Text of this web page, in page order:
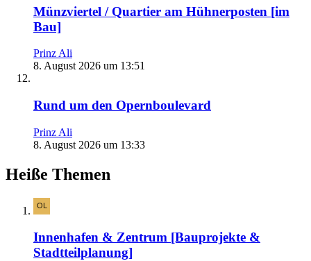
Münzviertel / Quartier am Hühnerposten [im
Bau]
Prinz Ali
8. August 2026 um 13:51
Rund um den Opernboulevard
Prinz Ali
8. August 2026 um 13:33
Heiße Themen
Innenhafen & Zentrum [Bauprojekte &
Stadtteilplanung]